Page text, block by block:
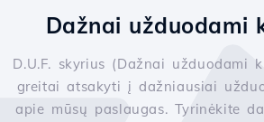
Dažnai užduodami
D.U.F. skyrius (Dažnai užduodami
greitai atsakyti į dažniausiai
apie mūsų paslaugas. Tyrinėkite